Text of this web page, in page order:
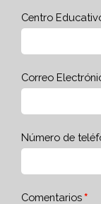
Centro
Correo
Número de
Comentarios